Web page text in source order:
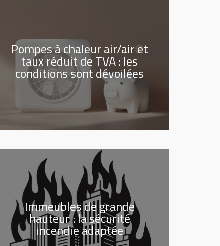
Pompes à chaleur air/air et
taux réduit de TVA : les
conditions sont dévoilées
Immeubles de grande
hauteur : la sécurité
incendie adaptée